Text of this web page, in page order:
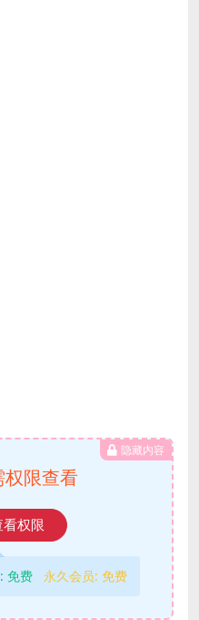
隐藏内容
限查看
看权限
免费 永久会员: 免费